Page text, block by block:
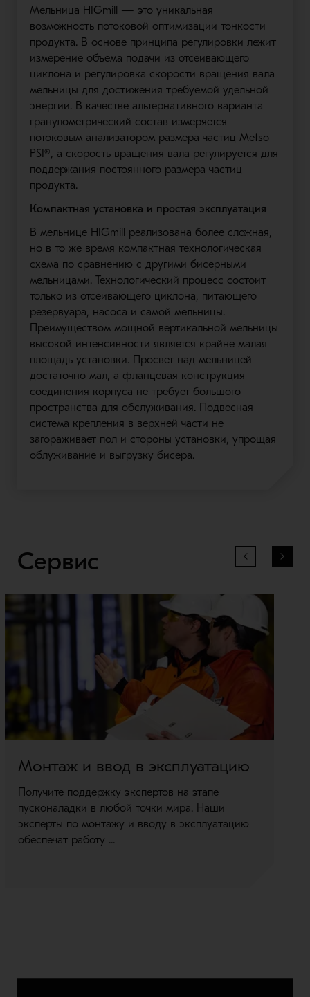
Мельница HIGmill — это уникальная
возможность потоковой оптимизации тонкости
продукта. В основе принципа регулировки лежит
измерение объема подачи из отсеивающего
циклона и регулировка скорости вращения вала
мельницы для достижения требуемой удельной
энергии. В качестве альтернативного варианта
гранулометрический состав измеряется
потоковым анализатором размера частиц Metso
PSI®, а скорость вращения вала регулируется для
поддержания постоянного размера частиц
продукта.
Компактная установка и простая эксплуатация
В мельнице HIGmill реализована более сложная,
но в то же время компактная технологическая
схема по сравнению с другими бисерными
мельницами. Технологический процесс состоит
только из отсеивающего циклона, питающего
резервуара, насоса и самой мельницы.
Преимуществом мощной вертикальной мельницы
высокой интенсивности является крайне малая
площадь установки. Просвет над мельницей
достаточно мал, а фланцевая конструкция
соединения корпуса не требует большого
пространства для обслуживания. Подвесная
система крепления в верхней части не
загораживает пол и стороны установки, упрощая
облуживание и выгрузку бисера.
Сервис
Монтаж и ввод в эксплуатацию
Получите поддержку экспертов на этапе
пусконаладки в любой точки мира. Наши
эксперты по монтажу и вводу в эксплуатацию
обеспечат работу ...